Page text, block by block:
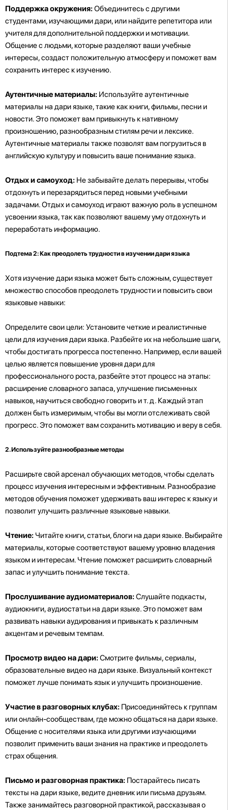
Поддержка окружения:Объединитесь с другими
студентами, изучающими дари, или найдите репетитора или
учителя для дополнительной поддержки и мотивации.
Общение с людьми, которые разделяют ваши учебные
интересы, создаст положительную атмосферу и поможет вам
сохранить интерес к изучению.
Аутентичные материалы: Используйте аутентичные
материалы на дари языке, такие как книги, фильмы, песни и
новости. Это поможет вам привыкнуть к нативному
произношению, разнообразным стилям речи и лексике.
Аутентичные материалы также позволят вам погрузиться в
английскую культуру и повысить ваше понимание языка.
Отдых и самоуход: Не забывайте делать перерывы, чтобы
отдохнуть и перезарядиться перед новыми учебными
задачами. Отдых и самоуход играют важную роль в успешном
усвоении языка, так как позволяют вашему уму отдохнуть и
переработать информацию.
Подтема 2: Как преодолеть трудности в изучении дари языка
Хотя изучение дари языка может быть сложным, существует
множество способов преодолеть трудности и повысить свои
языковые навыки:
Определите свои цели: Установите четкие и реалистичные
цели для изучения дари языка. Разбейте их на небольшие шаги,
чтобы достигать прогресса постепенно. Например, если вашей
целью является повышение уровня дари для
профессионального роста, разбейте этот процесс на этапы:
расширение словарного запаса, улучшение письменных
навыков, научиться свободно говорить и т. д. Каждый этап
должен быть измеримым, чтобы вы могли отслеживать свой
прогресс. Это поможет вам сохранить мотивацию и веру в себя.
2. Используйте разнообразные методы
Расширьте свой арсенал обучающих методов, чтобы сделать
процесс изучения интересным и эффективным. Разнообразие
методов обучения поможет удерживать ваш интерес к языку и
позволит улучшить различные языковые навыки.
Чтение: Читайте книги, статьи, блоги на дари языке. Выбирайте
материалы, которые соответствуют вашему уровню владения
языком и интересам. Чтение поможет расширить словарный
запас и улучшить понимание текста.
Прослушивание аудиоматериалов:Слушайте подкасты,
аудиокниги, аудиостатьи на дари языке. Это поможет вам
развивать навыки аудирования и привыкать к различным
акцентам и речевым темпам.
Просмотр видео на дари:Смотрите фильмы, сериалы,
образовательные видео на дари языке. Визуальный контекст
поможет лучше понимать язык и улучшить произношение.
Участие в разговорных клубах: Присоединяйтесь к группам
или онлайн-сообществам, где можно общаться на дари языке.
Общение с носителями языка или другими изучающими
позволит применить ваши знания на практике и преодолеть
страх общения.
Письмо и разговорная практика: Постарайтесь писать
тексты на дари языке, ведите дневник или письма друзьям.
Также занимайтесь разговорной практикой, рассказывая о